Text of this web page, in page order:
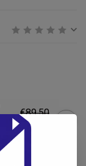
€89,50
€84,50